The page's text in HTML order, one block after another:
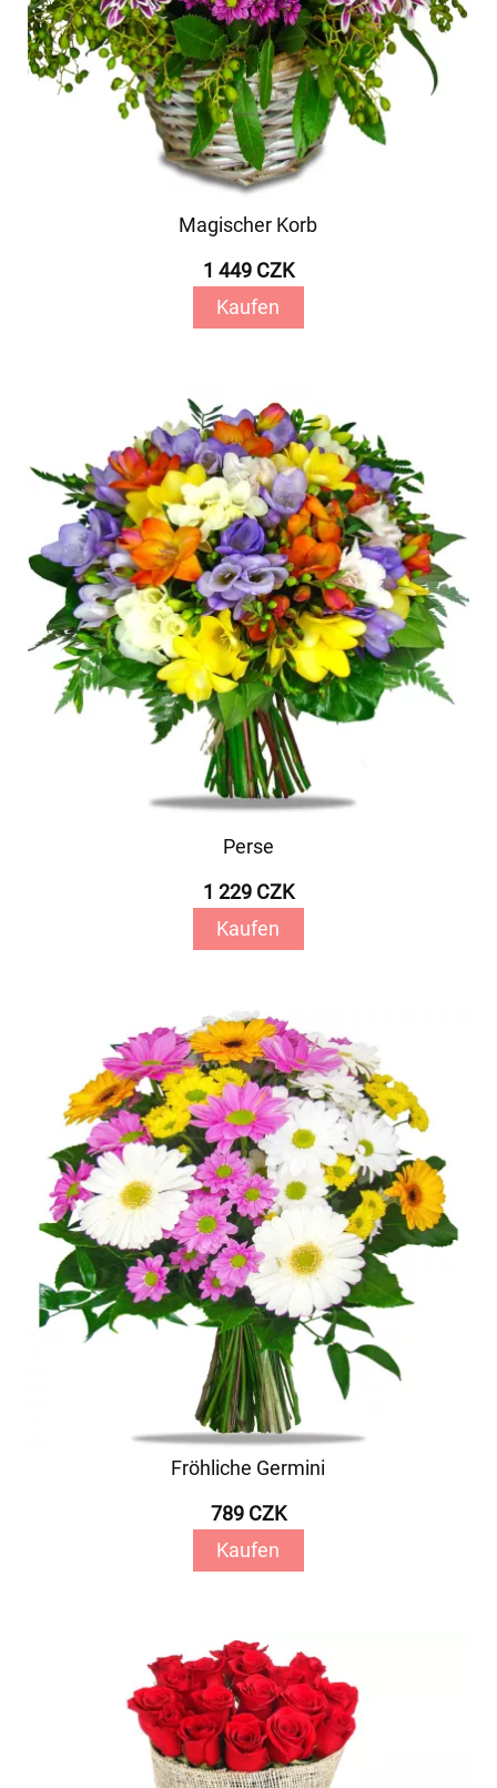
Magischer Korb
1 449 CZK
Kaufen
Perse
1 229 CZK
Kaufen
Fröhliche Germini
789 CZK
Kaufen